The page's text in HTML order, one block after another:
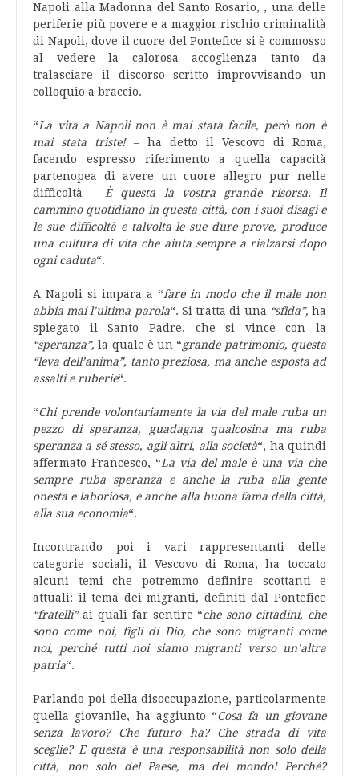
Napoli alla Madonna del Santo Rosario, , una delle
periferie più povere e a maggior rischio criminalità
di Napoli, dove il cuore del Pontefice si è commosso
al vedere la calorosa accoglienza tanto da
tralasciare il discorso scritto improvvisando un
colloquio a braccio.
“La vita a Napoli non è mai stata facile, però non è
mai stata triste!– ha detto il Vescovo di Roma,
facendo espresso riferimento a quella capacità
partenopea di avere un cuore allegro pur nelle
difficoltà – È questa la vostra grande risorsa. Il
cammino quotidiano in questa città, con i suoi disagi e
le sue difficoltà e talvolta le sue dure prove, produce
una cultura di vita che aiuta sempre a rialzarsi dopo
ogni caduta“.
A Napoli si impara a “fare in modo che il male non
abbia mai l’ultima parola“. Si tratta di una “sfida”, ha
spiegato il Santo Padre, che si vince con la
“speranza”, la quale è un “grande patrimonio, questa
“leva dell’anima”, tanto preziosa, ma anche esposta ad
assalti e ruberie“.
“Chi prende volontariamente la via del male ruba un
pezzo di speranza, guadagna qualcosina ma ruba
speranza a sé stesso, agli altri, alla società“, ha quindi
affermato Francesco, “La via del male è una via che
sempre ruba speranza e anche la ruba alla gente
onesta e laboriosa, e anche alla buona fama della città,
alla sua economia“.
Incontrando poi i vari rappresentanti delle
categorie sociali, il Vescovo di Roma, ha toccato
alcuni temi che potremmo definire scottanti e
attuali: il tema dei migranti, definiti dal Pontefice
“fratelli”ai quali far sentire “che sono cittadini, che
sono come noi, figli di Dio, che sono migranti come
noi, perché tutti noi siamo migranti verso un’altra
patria“.
Parlando poi della disoccupazione, particolarmente
quella giovanile, ha aggiunto “Cosa fa un giovane
senza lavoro? Che futuro ha? Che strada di vita
sceglie? E questa è una responsabilità non solo della
città, non solo del Paese, ma del mondo! Perché?